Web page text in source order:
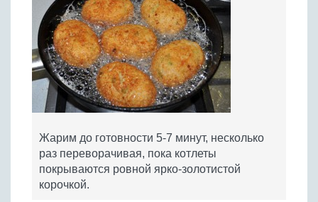
Жарим до готовности 5-7 минут, несколько
раз переворачивая, пока котлеты
покрываются ровной ярко-золотистой
корочкой.